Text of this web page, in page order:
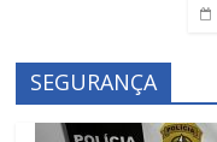
SEGURANÇA